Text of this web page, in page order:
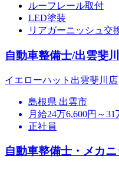
ルーフレール取付
LED塗装
リアガーニッシュ交
自動車整備士/出雲斐
イエローハット出雲斐川店
島根県 出雲市
月給24万6,600円～31
正社員
自動車整備士・メカ